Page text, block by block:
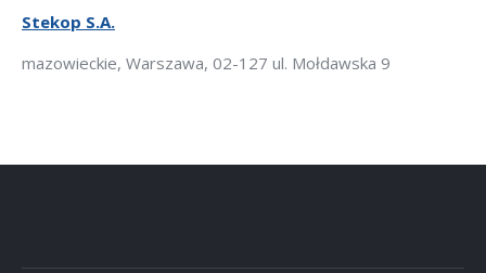
Stekop S.A.
mazowieckie, Warszawa, 02-127 ul. Mołdawska 9